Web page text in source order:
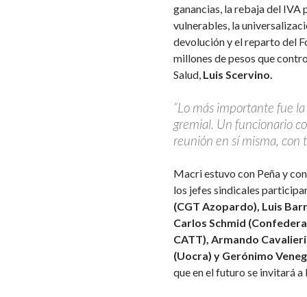
ganancias, la rebaja del IVA
vulnerables, la
devolución y el reparto del
millones de pesos que
Salud, Luis Scervino.
“Lo más importante fue
gremial. Un funcionario
reunión en sí misma, con
Macri estuvo con Peña y
los jefes sindicales
(CGT Azopardo), Luis
Carlos Schmid
CATT), Armando
(Uocra) y Gerónimo
que en el futuro se invitará a